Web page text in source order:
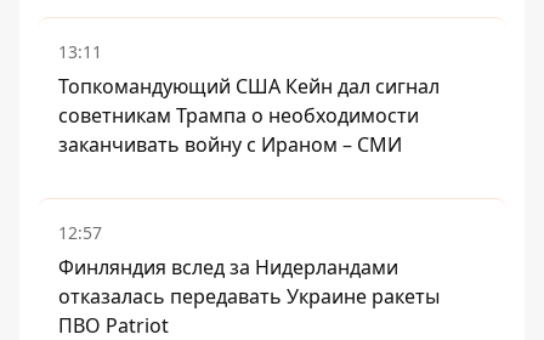
13:11
Топкомандующий США Кейн дал сигнал
советникам Трампа о необходимости
заканчивать войну с Ираном – СМИ
12:57
Финляндия вслед за Нидерландами
отказалась передавать Украине ракеты
ПВО Patriot